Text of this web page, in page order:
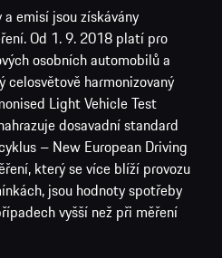
emisí jsou získávány
Od 1. 9. 2018 platí pro
osobních automobilů a
celosvětově harmonizovaný
Light Vehicle Test
dosavadní standard
– New European Driving
který se více blíží provozu
jsou hodnoty spotřeby
vyšší než při měření